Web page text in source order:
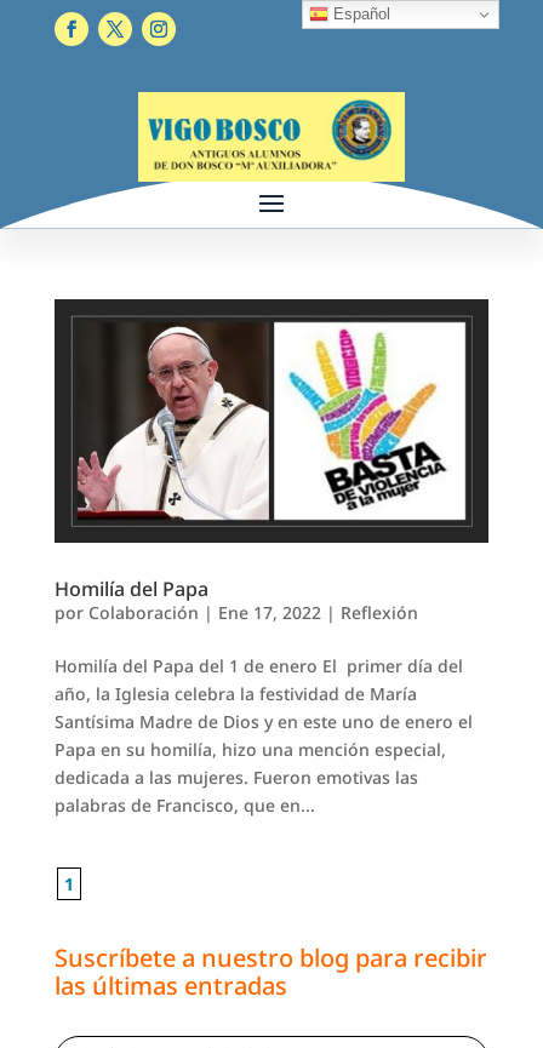
Homilía del Papa
por Colaboración | Ene 17, 2022| Reflexión
Homilía del Papa del 1 de enero El primer día del
año, la Iglesia celebra la festividad de María
Santísima Madre de Dios y en este uno de enero el
Papa en su homilía, hizo una mención especial,
dedicada a las mujeres. Fueron emotivas las
palabras de Francisco, que en...
1
Suscríbete a nuestro blog para recibir
las últimas entradas
Escribe tu correo electrónico…
Español